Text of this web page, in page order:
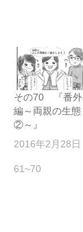
その70 『番外
編～両親の生態
②～』
2016年2月28日
61~70